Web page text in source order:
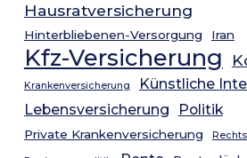
Hausratversicherung
Hinterbliebenen-Versorgung Iran
Kfz-Versicherung
Krankenversicherung
Künstliche
Lebensversicherung
Politik
Private Krankenversicherung